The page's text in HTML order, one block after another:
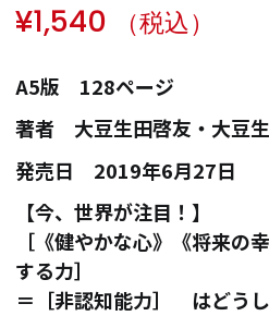
¥1,540 （税込）
A5版 128ページ
著者 大豆生田啓友・大豆
発売日 2019年6月27日
【今、世界が注目！】
［《健やかな心》《将来の
する力］
＝［非認知能力］ はどうし